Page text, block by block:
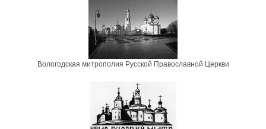
Вологодская митрополия Русской Православной Церкви